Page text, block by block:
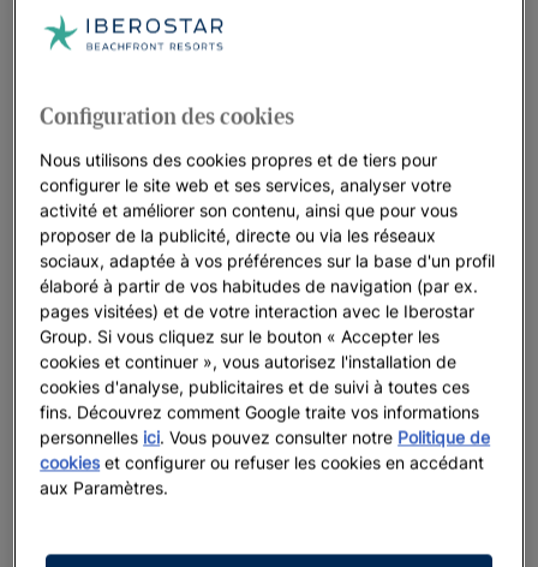
Configuration des cookies
Nous utilisons des cookies propres et de tiers pour
configurer le site web et ses services, analyser votre
activité et améliorer son contenu, ainsi que pour vous
proposer de la publicité, directe ou via les réseaux
sociaux, adaptée à vos préférences sur la base d'un profil
élaboré à partir de vos habitudes de navigation (par ex.
pages visitées) et de votre interaction avec le Iberostar
Group. Si vous cliquez sur le bouton « Accepter les
cookies et continuer », vous autorisez l'installation de
cookies d'analyse, publicitaires et de suivi à toutes ces
fins. Découvrez comment Google traite vos informations
personnelles ici. Vous pouvez consulter notre Politique de
cookies et configurer ou refuser les cookies en accédant
aux Paramètres.